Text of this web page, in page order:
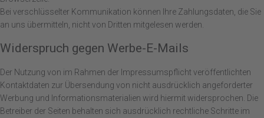
Bei verschlüsselter Kommunikation können Ihre Zahlungsdaten, die Sie
an uns übermitteln, nicht von Dritten mitgelesen werden.
Widerspruch gegen Werbe-E-Mails
Der Nutzung von im Rahmen der Impressumspflicht veröffentlichten
Kontaktdaten zur Übersendung von nicht ausdrücklich angeforderter
Werbung und Informationsmaterialien wird hiermit widersprochen. Die
Betreiber der Seiten behalten sich ausdrücklich rechtliche Schritte im